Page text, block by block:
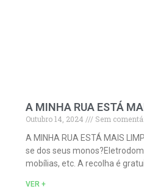
A MINHA RUA ESTÁ
Outubro 14, 2024
Sem
A MINHA RUA ESTÁ MAIS
se dos seus
mobílias, etc. A recolha é
VER +